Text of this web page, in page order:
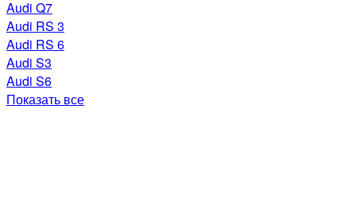
Audi Q7
Audi RS 3
Audi RS 6
Audi S3
Audi S6
Показать все